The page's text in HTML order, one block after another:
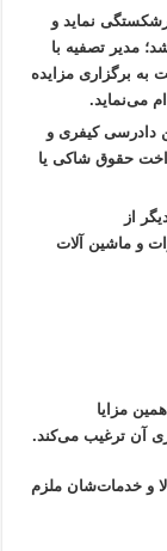
نماید و
مدیر تصفیه با
به برگزاری مزایده
می‌نماید.
ماده‌ی ۵۲۹ قانون آیین دادرسی کیفری و
حقوق شاکی یا
از
و ماشین آلات
مزایا
آن ترغیب می‌کند.
و خدمات‌شان ملزم